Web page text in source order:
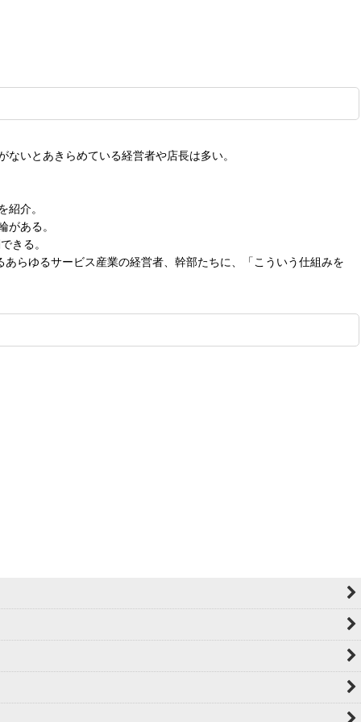
いとあきらめている経営者や店長は多い。
介。
ある。
きる。
らゆるサービス産業の経営者、幹部たちに、「こういう仕組みを